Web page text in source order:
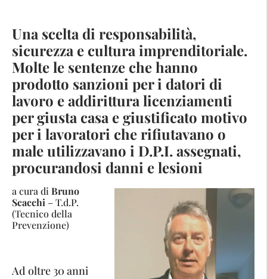
Una scelta di responsabilità,
sicurezza e cultura imprenditoriale.
Molte le sentenze che hanno
prodotto sanzioni per i datori di
lavoro e addirittura licenziamenti
per giusta casa e giustificato motivo
per i lavoratori che rifiutavano o
male utilizzavano i D.P.I. assegnati,
procurandosi danni e lesioni
a cura diBruno
Scacchi – T.d.P.
(Tecnico della
Prevenzione)
Ad oltre 30 anni